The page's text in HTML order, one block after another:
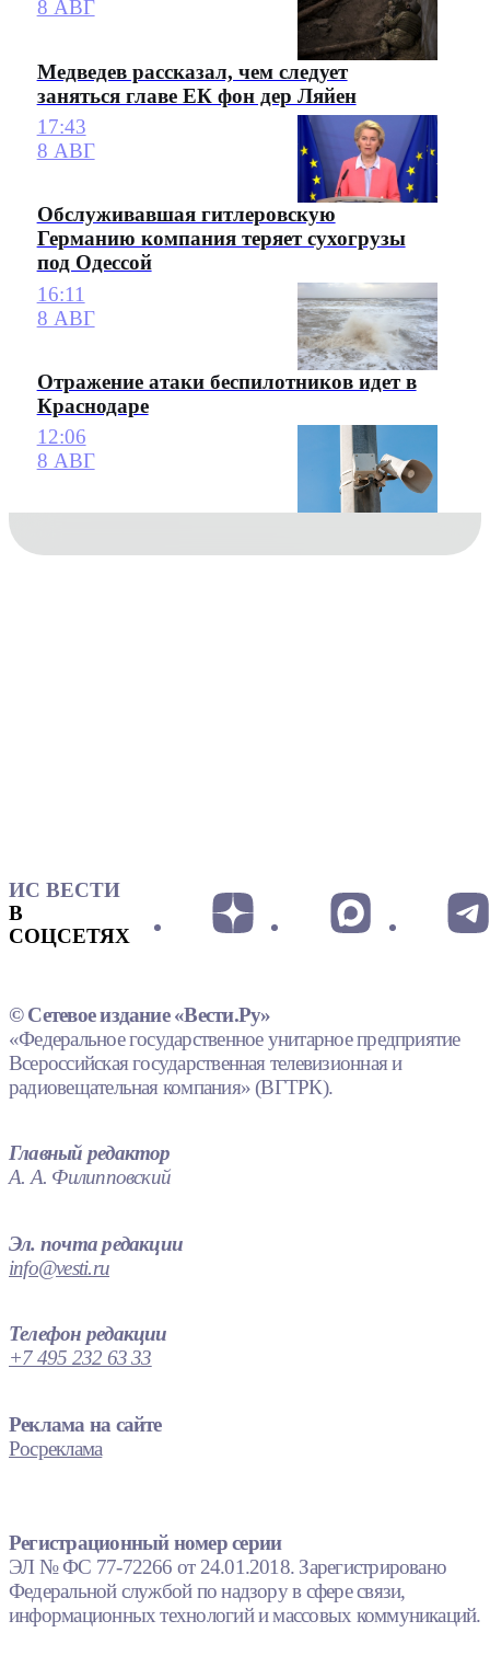
8 АВГ
Медведев рассказал, чем следует
заняться главе ЕК фон дер Ляйен
17:43
8 АВГ
Обслуживавшая гитлеровскую
Германию компания теряет сухогрузы
под Одессой
16:11
8 АВГ
Отражение атаки беспилотников идет в
Краснодаре
12:06
8 АВГ
ИС ВЕСТИ
В
СОЦСЕТЯХ
© Сетевое издание «Вести.Ру»
«Федеральное государственное унитарное предприятие
Всероссийская государственная телевизионная и
радиовещательная компания» (ВГТРК).
Главный редактор
А. А. Филипповский
Эл. почта редакции
info@vesti.ru
Телефон редакции
+7 495 232 63 33
Реклама на сайте
Росреклама
Регистрационный номер серии
ЭЛ № ФС 77-72266 от 24.01.2018. Зарегистрировано
Федеральной службой по надзору в сфере связи,
информационных технологий и массовых коммуникаций.